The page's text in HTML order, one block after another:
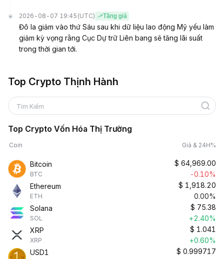
2026-08-07 19:45 (UTC) Tăng giá
Đô la giảm vào thứ Sáu sau khi dữ liệu lao động Mỹ yếu làm
giảm kỳ vọng rằng Cục Dự trữ Liên bang sẽ tăng lãi suất
trong thời gian tới.
Top Crypto Thịnh Hành
Tìm Kiếm
Top Crypto Vốn Hóa Thị Trường
Coin Giá & 24H%
Bitcoin
BTC
$ 64,969.00
-0.10%
Ethereum
ETH
$ 1,918.20
0.00%
Solana
SOL
$ 75.38
+2.40%
XRP
XRP
$ 1.041
+0.60%
USD1
$ 0.999717